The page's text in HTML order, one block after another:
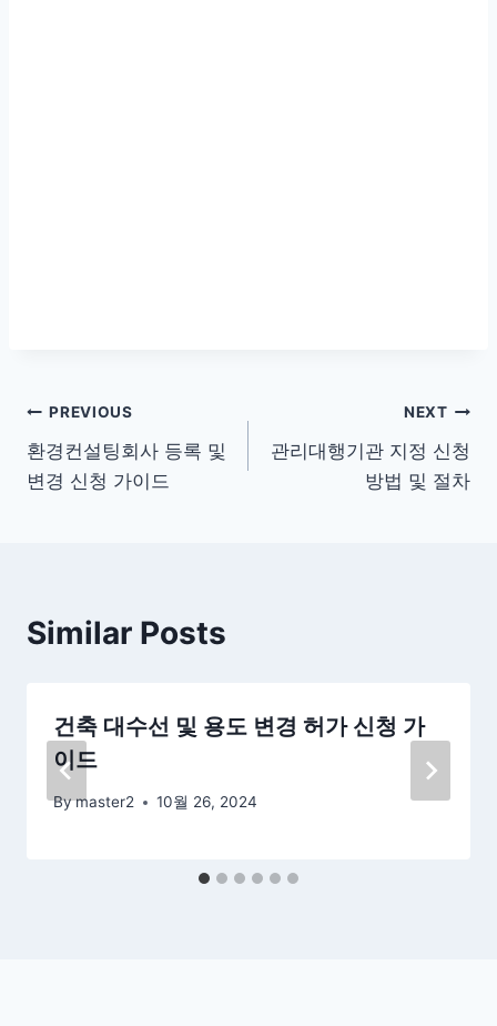
글
탐
PREVIOUS
환경컨설팅회사 등록 및
변경 신청 가이드
NEXT
관리대행기관 지정 신청
방법 및 절차
Similar Posts
건축 대수선 및 용도 변경 허가 신청 가
이드
Bymaster2 10월 26, 2024